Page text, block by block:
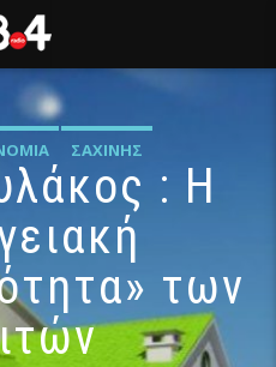
ΣΑΧΊΝΗΣ
: Η
των